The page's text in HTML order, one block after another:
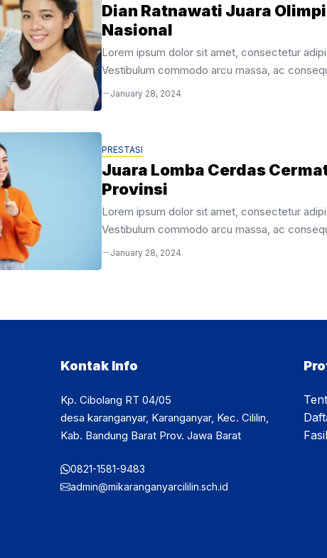
Dian Ratnawati Juara
Nasional
Lorem ipsum dolor sit amet, consectetur
Vestibulum commodo arcu massa, ac
quis. Aenean velit mi, consequat eget odio
efficitur. Fusce quis eros suscipit, mollis neque
Etiam ac dolor libero. Vivamus scelerisque
ultricies. Nullam ornare, lacus fringilla finibus ...
January 28, 2024
PRESTASI
Juara Lomba Cerdas
Provinsi
Lorem ipsum dolor sit amet, consectetur
Vestibulum commodo arcu massa, ac
quis. Aenean velit mi, consequat eget odio
efficitur. Fusce quis eros suscipit, mollis
January 28, 2024
Kontak Info
Kp. Cibolang RT 04/05
desa karanganyar, Karanganyar, Kec. Cililin,
Kab. Bandung Barat Prov. Jawa Barat
0821-1581-9483
admin@mikaranganyarcililin.sch.id